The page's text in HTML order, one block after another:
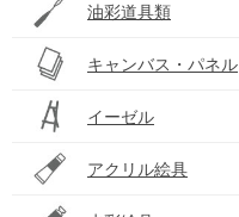
油彩道具類
キャンバス・パネル
イーゼル
アクリル絵具